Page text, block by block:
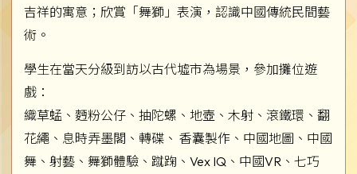
吉祥的寓意；欣賞「舞獅」表演，認識中國傳統民間藝
術。
學生在當天分級到訪以古代墟市為場景，參加攤位遊
戲：
織草蜢、麪粉公仔、抽陀螺、地壺、木射、滾鐵環、翻
花繩、息時弄墨閣、轉碟、 香囊製作、中國地圖、中國
舞、射藝、舞獅體驗、蹴踘、Vex IQ、中國VR、七巧